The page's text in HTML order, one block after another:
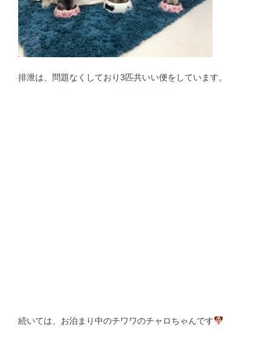
排泄は、問題なくしており3匹共いい便をしています。
続いては、お泊まり中のチワワのチャロちゃんです